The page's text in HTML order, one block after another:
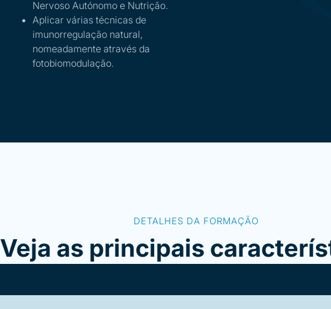
Nervoso Autónomo e Nutrição.
Aplicar várias técnicas de
imunorregulação natural,
nomeadamente através da
fotobiomodulação.
DETALHES DA FORMAÇÃO
Veja as principais